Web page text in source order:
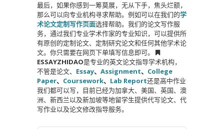
最后，如果你感到一筹莫展，无从下手，焦头烂额，
那么可以向专业机构寻求帮助。例如可以在我们的学
术论文定制写作页面选择帮助。我们的论文写作服
务，通过我们专业学术作家的专业知识，可以提供所
有原创的定制论文、定制研究论文和任何其他学术论
文。你只需要在网页下单填写信息即可。
ESSAYZHIDAO是专业的英文论文指导学术机构，
不管是论文、 Essay、 Assignment、 College
Paper、 Coursework、 Lab Report还是高中作业
我们都可以写，目前已经为加拿大、美国、英国、澳
洲、新西兰以及新加坡等地留学生提供代写论文、代
写作业以及论文修改指导服务。